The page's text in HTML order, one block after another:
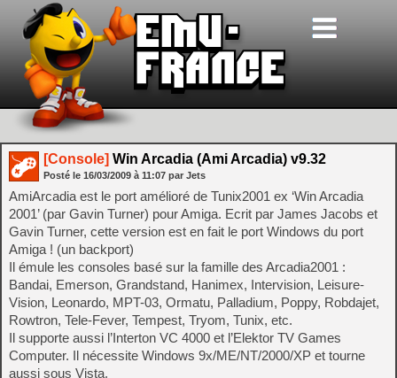
[Console] Win Arcadia (Ami Arcadia) v9.32
Posté le 16/03/2009 à 11:07 par Jets
AmiArcadia est le port amélioré de Tunix2001 ex ‘Win Arcadia
2001’ (par Gavin Turner) pour Amiga. Ecrit par James Jacobs et
Gavin Turner, cette version est en fait le port Windows du port
Amiga ! (un backport)
Il émule les consoles basé sur la famille des Arcadia2001 :
Bandai, Emerson, Grandstand, Hanimex, Intervision, Leisure-
Vision, Leonardo, MPT-03, Ormatu, Palladium, Poppy, Robdajet,
Rowtron, Tele-Fever, Tempest, Tryom, Tunix, etc.
Il supporte aussi l’Interton VC 4000 et l’Elektor TV Games
Computer. Il nécessite Windows 9x/ME/NT/2000/XP et tourne
aussi sous Vista.